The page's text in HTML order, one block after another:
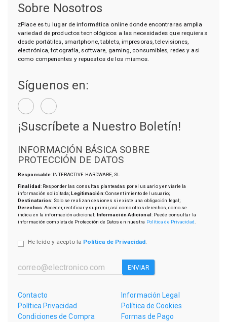
Sobre Nosotros
zPlace es tu lugar de informática online donde encontraras amplia
variedad de productos tecnológicos a las necesidades que requieras
desde portátiles, smartphone, tablets, impresoras, televisiones,
electrónica, fotografía, software, gaming, consumibles, redes y asi
como compenentes y repuestos de los mismos.
Síguenos en:
¡Suscríbete a Nuestro Boletín!
INFORMACIÓN BÁSICA SOBRE
PROTECCIÓN DE DATOS
Responsable: INTERACTIVE HARDWARE, SL
Finalidad: Responder las consultas planteadas por el usuario y enviarle la
información solicitada;Legitimación: Consentimiento del usuario;
Destinatarios: Solo se realizan cesiones si existe una obligación legal;
Derechos: Acceder, rectificar y suprimir, así como otros derechos, como se
indica en la información adicional; Información Adicional: Puede consultar la
información completa de Protección de Datos en nuestra Política de Privacidad
He leído y acepto la Política de Privacidad.
ENVIAR
Contacto
Información Legal
Política Privacidad
Política de Cookies
Condiciones de Compra
Formas de Pago